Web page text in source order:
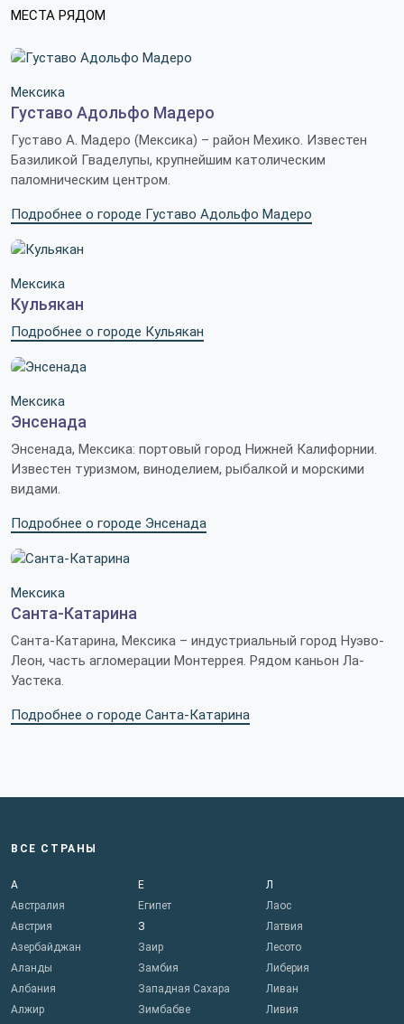
МЕСТА РЯДОМ
Мексика
Густаво Адольфо Мадеро
Густаво А. Мадеро (Мексика) – район Мехико. Известен
Базиликой Гваделупы, крупнейшим католическим
паломническим центром.
Подробнее о городе Густаво Адольфо Мадеро
Мексика
Кульякан
Подробнее о городе Кульякан
Мексика
Энсенада
Энсенада, Мексика: портовый город Нижней Калифорнии.
Известен туризмом, виноделием, рыбалкой и морскими
видами.
Подробнее о городе Энсенада
Мексика
Санта-Катарина
Санта-Катарина, Мексика – индустриальный город Нуэво-
Леон, часть агломерации Монтеррея. Рядом каньон Ла-
Уастека.
Подробнее о городе Санта-Катарина
ВСЕ СТРАНЫ
А
Австралия
Австрия
Азербайджан
Аланды
Албания
Алжир
Е
Египет
З
Заир
Замбия
Западная Сахара
Зимбабве
Л
Лаос
Латвия
Лесото
Либерия
Ливан
Ливия